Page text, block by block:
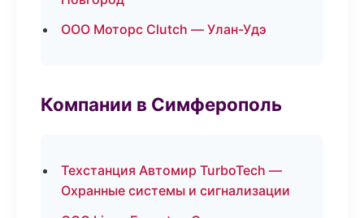
ООО Моторс Clutch — Улан-Удэ
Компании в Симферополь
Техстанция Автомир TurboTech —
Охранные системы и сигнализации